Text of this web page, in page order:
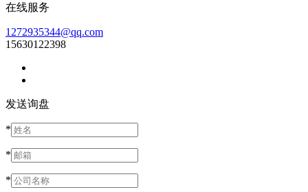
在线服务
1272935344@qq.com
15630122398
发送询盘
*
*
*